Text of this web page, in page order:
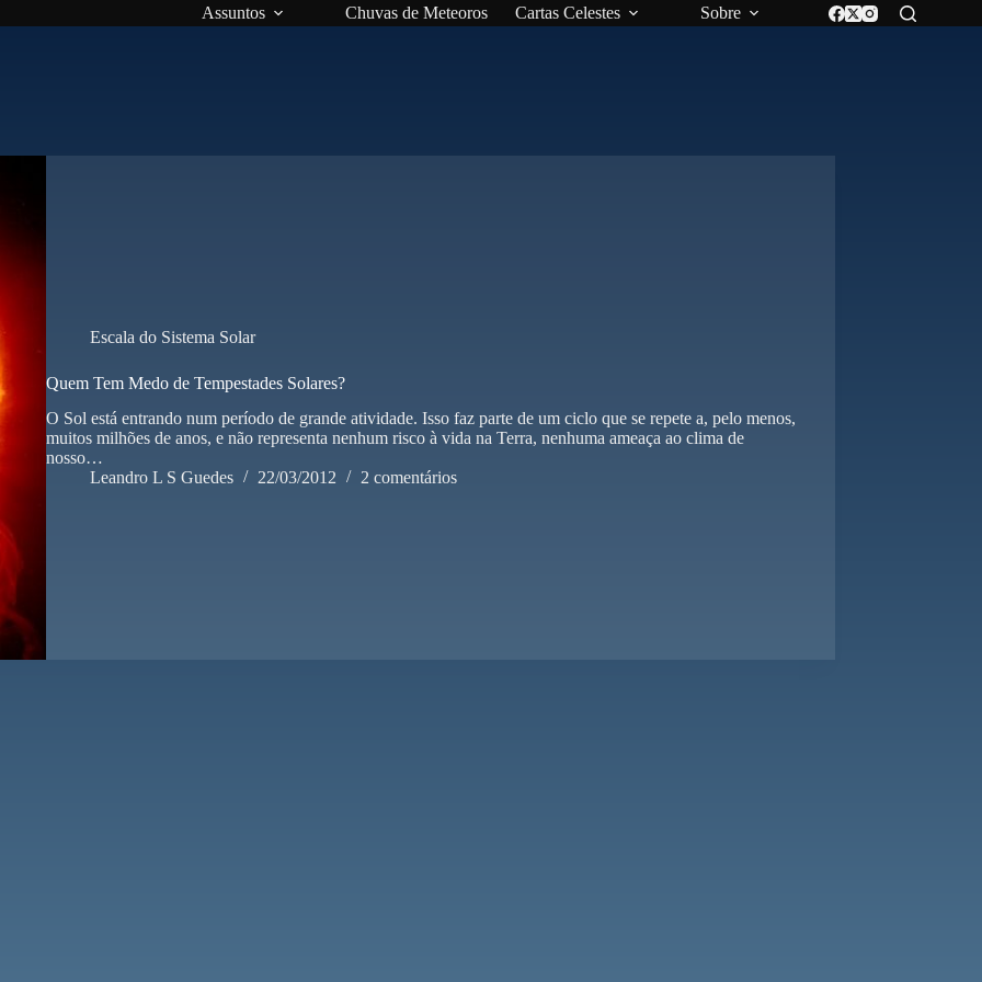
Assuntos Chuvas de Meteoros Cartas Celestes Sobre
Escala do Sistema Solar
Quem Tem Medo de Tempestades Solares?
O Sol está entrando num período de grande atividade. Isso faz parte de um ciclo que se repete a, pelo menos,
muitos milhões de anos, e não representa nenhum risco à vida na Terra, nenhuma ameaça ao clima de
nosso…
Leandro L S Guedes
22/03/2012 2 comentários